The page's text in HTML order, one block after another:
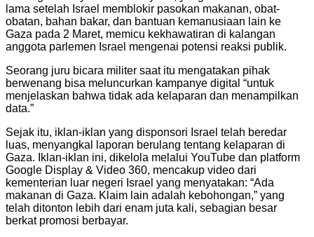
lama setelah Israel memblokir pasokan makanan, obat-
obatan, bahan bakar, dan bantuan kemanusiaan lain ke
Gaza pada 2 Maret, memicu kekhawatiran di kalangan
anggota parlemen Israel mengenai potensi reaksi publik.
Seorang juru bicara militer saat itu mengatakan pihak
berwenang bisa meluncurkan kampanye digital “untuk
menjelaskan bahwa tidak ada kelaparan dan menampilkan
data.”
Sejak itu, iklan-iklan yang disponsori Israel telah beredar
luas, menyangkal laporan berulang tentang kelaparan di
Gaza. Iklan-iklan ini, dikelola melalui YouTube dan platform
Google Display & Video 360, mencakup video dari
kementerian luar negeri Israel yang menyatakan: “Ada
makanan di Gaza. Klaim lain adalah kebohongan,” yang
telah ditonton lebih dari enam juta kali, sebagian besar
berkat promosi berbayar.